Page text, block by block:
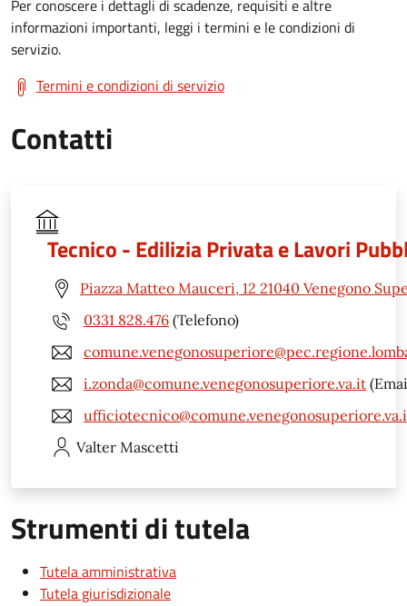
Per conoscere i dettagli di scadenze, requisiti e altre
informazioni importanti, leggi i termini e le condizioni di
servizio.
Termini e condizioni di servizio
Contatti
Tecnico - Edilizia Privata e Lavori
Piazza Matteo Mauceri, 12 21040 Venegono
0331 828.476 (Telefono)
i.zonda@comune.venegonosuperiore.va.it
Valter Mascetti
Strumenti di tutela
Tutela amministrativa
Tutela giurisdizionale